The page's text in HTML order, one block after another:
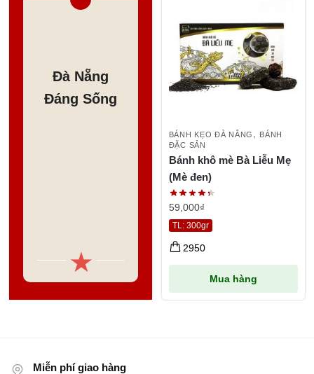
Đà Nẵng
Đáng Sống
★
Tri Ân 10%
"Trian"
★
BÁNH KẸO ĐÀ NẴNG , BÁNH
ĐẶC SẢN
Bánh khô mè Bà Liễu Mẹ
(Mè đen)
59,000₫
Mua hàng
TL: 300gr
2950
Miễn phí giao hàng